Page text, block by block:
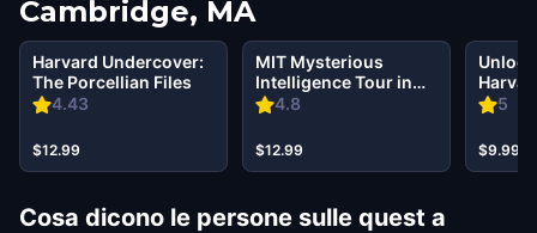
Cambridge, MA
4.43
Harvard Undercover:
The Porcellian Files
$12.99
4.8
MIT Mysterious
Intelligence Tour in
Cambridge
$12.99
5
$9.99
Cosa dicono le persone sulle quest a